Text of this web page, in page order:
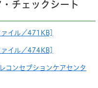
チェックシート
イル／471KB]
イル／474KB]
コンセプションケアセンタ